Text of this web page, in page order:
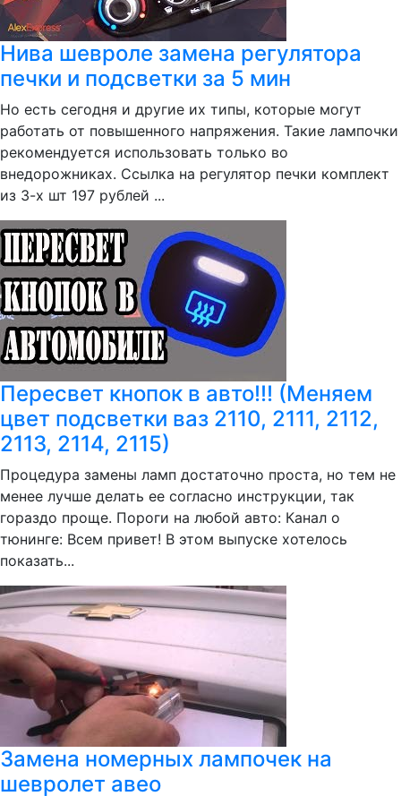
Нива шевроле замена регулятора
печки и подсветки за 5 мин
Но есть сегодня и другие их типы, которые могут
работать от повышенного напряжения. Такие лампочки
рекомендуется использовать только во
внедорожниках. Ссылка на регулятор печки комплект
из 3-х шт 197 рублей ...
Пересвет кнопок в авто!!! (Меняем
цвет подсветки ваз 2110, 2111, 2112,
2113, 2114, 2115)
Процедура замены ламп достаточно проста, но тем не
менее лучше делать ее согласно инструкции, так
гораздо проще. Пороги на любой авто: Канал о
тюнинге: Всем привет! В этом выпуске хотелось
показать...
Замена номерных лампочек на
шевролет авео